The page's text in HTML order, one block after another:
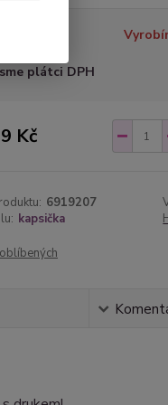
plátci DPH
Kč
6919207
kapsička